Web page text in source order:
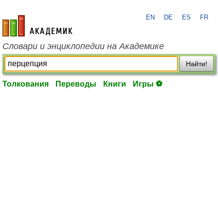
academic.ru
EN DE ES FR
Словари и энциклопедии на Академике
Найти!
Толкования Переводы Книги Игры ⚽